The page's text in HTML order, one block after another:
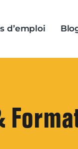
d’emploi